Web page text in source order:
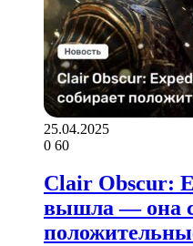
25.04.2025
0 60
Clair Obscur:
вышла — она